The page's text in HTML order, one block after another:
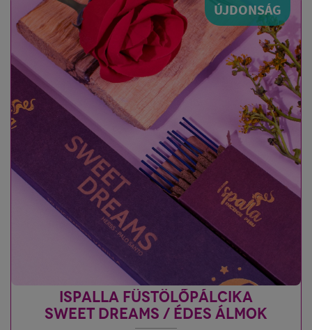
ÚJDONSÁG
ISPALLA FÜSTÖLŐPÁLCIKA
SWEET DREAMS / ÉDES ÁLMOK